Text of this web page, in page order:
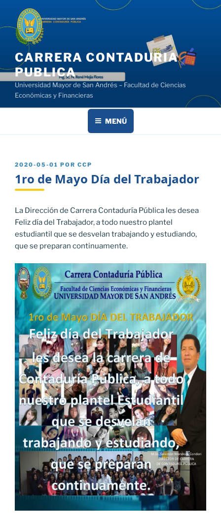
contenido
CARRERA CONTADURIA
PUBLICA
Universidad Mayor de San Andrés – Facultad de Ciencias
Económicas y Financieras
MENÚ
PUBLICADO
2020-05-01 POR CCP
1ro de Mayo Día del Trabajador
La Dirección de Carrera Contaduría Pública les desea
Feliz día del Trabajador, a todo nuestro plantel
estudiantil que se desvelan trabajando y estudiando,
que se preparan continuamente.